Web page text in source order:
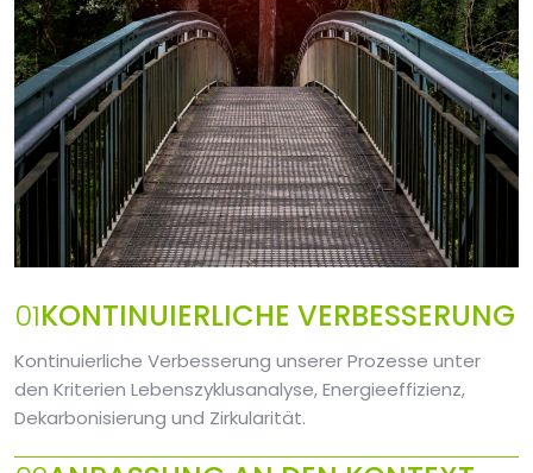
01KONTINUIERLICHE VERBESSERUNG
Kontinuierliche Verbesserung unserer Prozesse unter
den Kriterien Lebenszyklusanalyse, Energieeffizienz,
Dekarbonisierung und Zirkularität.